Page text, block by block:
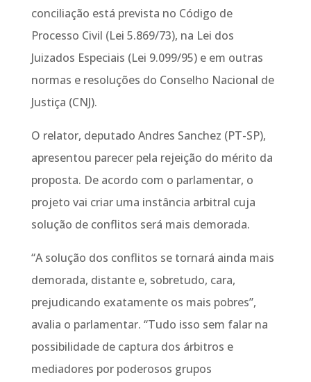
conciliação está prevista no Código de
Processo Civil (Lei 5.869/73), na Lei dos
Juizados Especiais (Lei 9.099/95) e em outras
normas e resoluções do Conselho Nacional de
Justiça (CNJ).
O relator, deputado Andres Sanchez (PT-SP),
apresentou parecer pela rejeição do mérito da
proposta. De acordo com o parlamentar, o
projeto vai criar uma instância arbitral cuja
solução de conflitos será mais demorada.
“A solução dos conflitos se tornará ainda mais
demorada, distante e, sobretudo, cara,
prejudicando exatamente os mais pobres”,
avalia o parlamentar. “Tudo isso sem falar na
possibilidade de captura dos árbitros e
mediadores por poderosos grupos